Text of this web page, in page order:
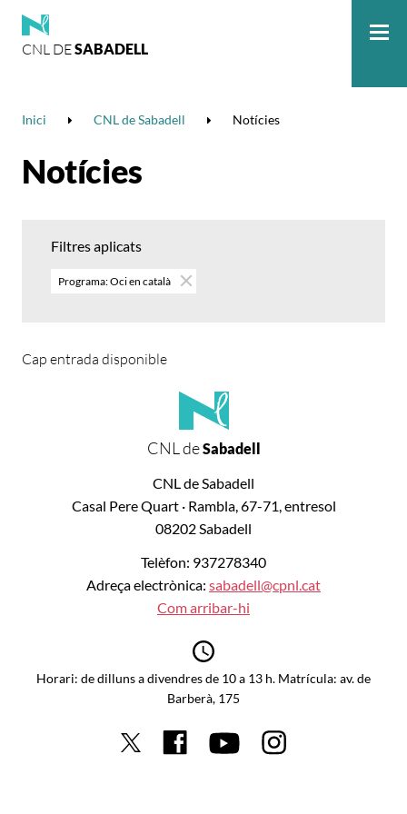
CNL DESABADELL
Inici CNL de Sabadell Notícies
Notícies
Filtres aplicats
Programa: Oci en català
Cap entrada disponible
CNL deSabadell
CNL de Sabadell
Casal Pere Quart · Rambla, 67-71, entresol
08202 Sabadell
Telèfon: 937278340
Adreça electrònica: sabadell@cpnl.cat
Com arribar-hi
Horari: de dilluns a divendres de 10 a 13 h. Matrícula: av. de
Barberà, 175